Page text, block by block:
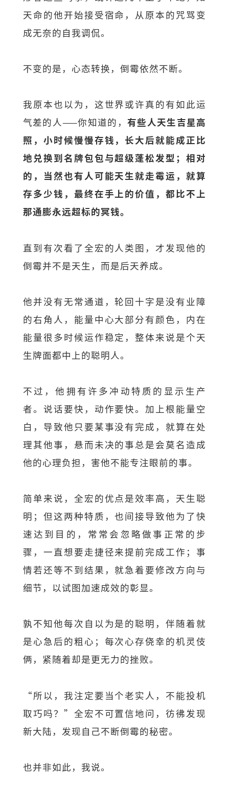
天命的他开始接受宿命，从原本的咒骂变
成无奈的自我调侃。
不变的是，心态转换，倒霉依然不断。
我原本也以为，这世界或许真的有如此运
气差的人——你知道的， 有些人天生吉星高
照，小时候慢慢存钱，长大后就能成正比
地兑换到名牌包包与超级蓬松发型；相对
的，当然也有人可能天生就走霉运，就算
存多少钱，最终在手上的价值，都比不上
那通膨永远超标的冥钱。
直到有次看了全宏的人类图，才发现他的
倒霉并不是天生，而是后天养成。
他并没有无常通道，轮回十字是没有业障
的右角人，能量中心大部分有颜色，内在
能量很多时候运作稳定，整体来说是个天
生牌面都中上的聪明人。
不过，他拥有许多冲动特质的显示生产
者。说话要快，动作要快。加上根能量空
白，导致他只要某事没有完成，就算在处
理其他事，悬而未决的事总是会莫名造成
他的心理负担，害他不能专注眼前的事。
简单来说，全宏的优点是效率高，天生聪
明；但这两种特质，也间接导致他为了快
速达到目的，常常会忽略做事正常的步
骤，一直想要走捷径来提前完成工作；事
情若还等不到结果，就急着要修改方向与
细节，以试图加速成效的彰显。
孰不知他每次自以为是的聪明，伴随着就
是心急后的粗心；每次心存侥幸的机灵伎
俩，紧随着却是更无力的挫败。
“所以，我注定要当个老实人，不能投机
取巧吗？”全宏不可置信地问，彷彿发现
新大陆，发现自己不断倒霉的秘密。
也并非如此，我说。